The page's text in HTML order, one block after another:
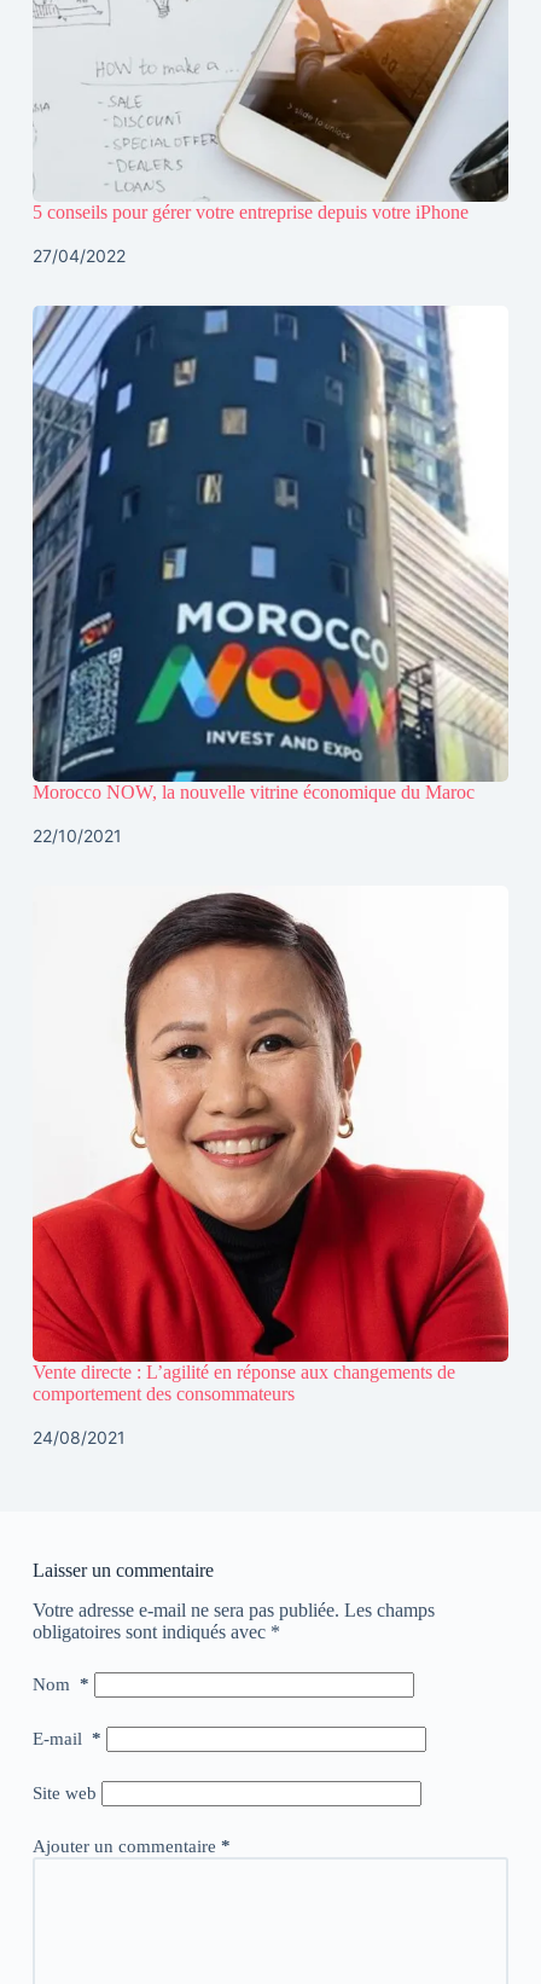
5 conseils pour gérer votre entreprise depuis votre iPhone
27/04/2022
Morocco NOW, la nouvelle vitrine économique du Maroc
22/10/2021
Vente directe : L’agilité en réponse aux changements de
comportement des consommateurs
24/08/2021
Laisser un commentaire
Votre adresse e-mail ne sera pas publiée. Les champs
obligatoires sont indiqués avec *
Nom *
E-mail *
Site web
Ajouter un commentaire *